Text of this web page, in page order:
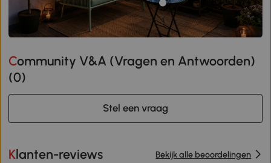
Community V&A (Vragen en Antwoorden)
(0)
Stel een vraag
Klanten-reviews Bekijk alle beoordelingen